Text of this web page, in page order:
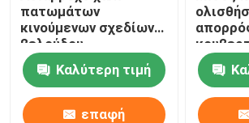
πατωμάτων
κινούμενων σχεδίων
βελούδου
τεχνολογίας ταπήτων
λουτρών κουζινών
τουαλετών
Καλύτερη τιμή
επαφή
μη